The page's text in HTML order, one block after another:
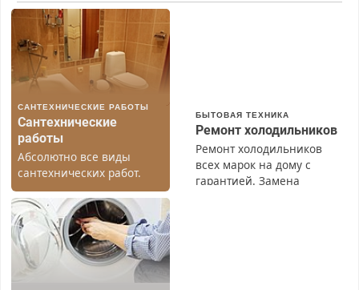
САНТЕХНИЧЕСКИЕ РАБОТЫ
Сантехнические
работы
Абсолютно все виды
сантехнических работ.
Быстро. Качественно.
Недорого.
БЫТОВАЯ ТЕХНИКА
Ремонт холодильников
Ремонт холодильников
всех марок на дому с
гарантией. Замена